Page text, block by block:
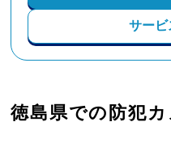
サービ
徳島県での防犯カ